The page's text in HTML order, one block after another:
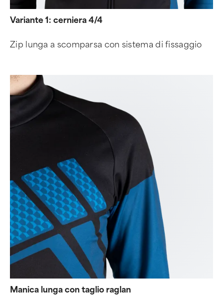
Variante 1: cerniera 4/4
Zip lunga a scomparsa con sistema di fissaggio
Manica lunga con taglio raglan